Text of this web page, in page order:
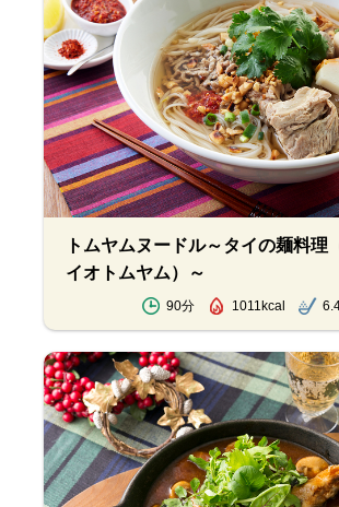
トムヤムヌードル～タイの麺料理
イオトムヤム）～
90分 1011kcal